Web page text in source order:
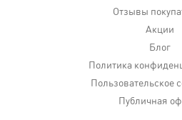
Отзывы
Акции
Блог
Политика
Пользовательское
Публичная